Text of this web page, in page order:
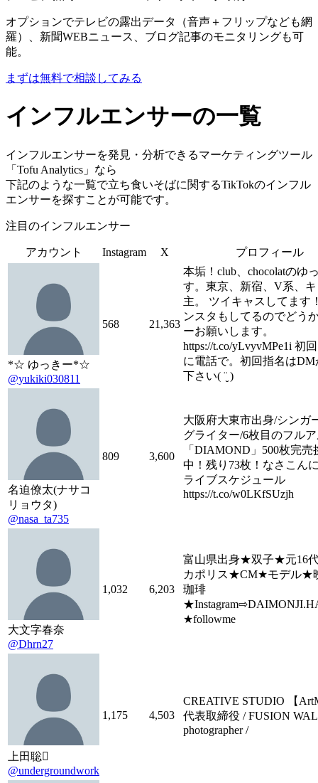
オプションでテレビの露出データ（音声＋フリップなども網
羅）、新聞WEBニュース、ブログ記事のモニタリングも可
能。
まずは無料で相談してみる
インフルエンサーの一覧
インフルエンサーを発見・分析できるマーケティングツール
「Tofu Analytics」なら
下記のような一覧で立ち食いそばに関するTikTokのインフル
エンサーを探すことが可能です。
注目のインフルエンサー
アカウント Instagram X プロフィール
*☆ ゆっきー*☆
@yukiki030811
568 21,363
本垢！club、chocolatのゆ
す。東京、新宿、V系、
主。 ツイキャスしてます
ンスタもしてるのでどう
ーお願いします。
https://t.co/yLvyvMPe1i 初
に電話で。初回指名は
下さい( ¨̮ )︎︎
名迫僚太(ナサコ
リョウタ)
@nasa_ta735
809 3,600
大阪府大東市出身/シンガ
グライター/6枚目のフル
「DIAMOND」500枚完売
中！残り73枚！なさこん
ライブスケジュール
https://t.co/w0LKfSUzjh
大文字春奈
@Dhrn27
1,032 6,203
富山県出身★双子★元16
カポリス★CM★モデル★
珈琲
★followme
上田聡
@undergroundwork
1,175 4,503
CREATIVE STUDIO 【
代表取締役 / FUSION
photographer /